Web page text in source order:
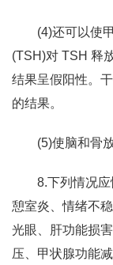
(4)还可以使
(TSH)对 TSH 释
结果呈假阳性。
的结果。
(5)使脑和骨
8.下列情况应
憩室炎、情绪不
光眼、肝功能损
压、甲状腺功能